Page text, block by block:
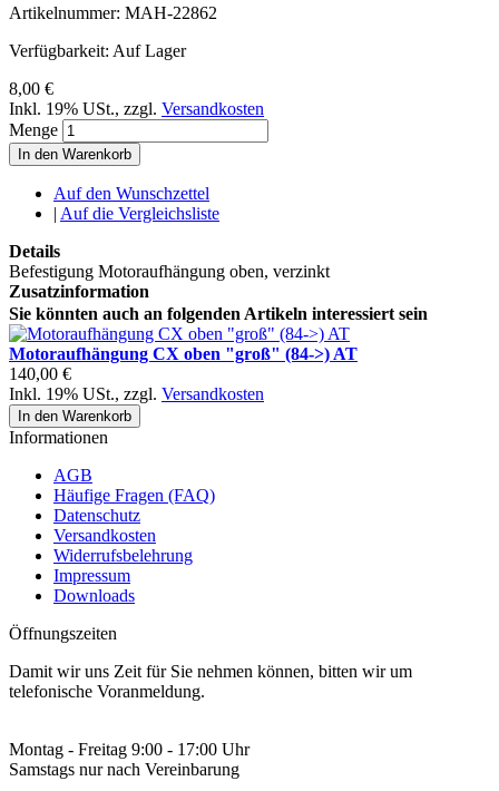
Artikelnummer: MAH-22862
Verfügbarkeit: Auf Lager
8,00 €
Inkl. 19% USt., zzgl. Versandkosten
Menge
In den Warenkorb
Auf den Wunschzettel
| Auf die Vergleichsliste
Details
Befestigung Motoraufhängung oben, verzinkt
Zusatzinformation
Sie könnten auch an folgenden Artikeln interessiert sein
Motoraufhängung CX oben "groß" (84->) AT
140,00 €
Inkl. 19% USt., zzgl. Versandkosten
In den Warenkorb
Informationen
AGB
Häufige Fragen (FAQ)
Datenschutz
Versandkosten
Widerrufsbelehrung
Impressum
Downloads
Öffnungszeiten
Damit wir uns Zeit für Sie nehmen können, bitten wir um
telefonische Voranmeldung.
Montag - Freitag 9:00 - 17:00 Uhr
Samstags nur nach Vereinbarung